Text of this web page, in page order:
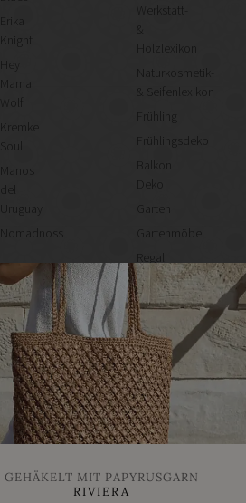
Knight
Mama
Wolf
Kremke
Manos
Uruguay
Nomadnoss
Werkstatt-
&
Holzlexikon
Naturkosmetik-
& Seifenlexikon
Frühling
Frühlingsdeko
Balkon
Deko
Garten
Gartenmöbel
Regal
selber
machen
Heimwerken
Renovieren
DIY
GESCHÄFTE
Bastelbedarf
Stoffgeschäfte
Handgemachtes
GEHÄKELT MIT PAPYRUSGARN
RIVIERA